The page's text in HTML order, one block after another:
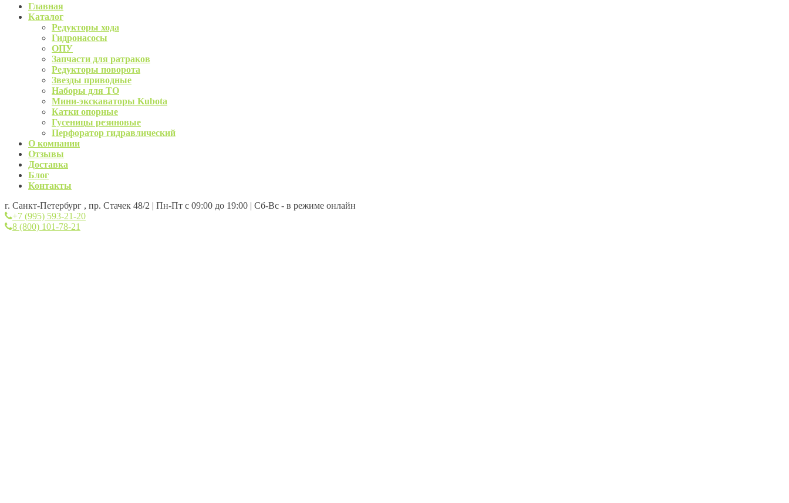
Главная
Каталог
Редукторы хода
Гидронасосы
ОПУ
Запчасти для ратраков
Редукторы поворота
Звезды приводные
Наборы для ТО
Мини-экскаваторы Kubota
Катки опорные
Гусеницы резиновые
Перфоратор гидравлический
О компании
Отзывы
Доставка
Блог
Контакты
г. Санкт-Петербург , пр. Стачек 48/2 | Пн-Пт с 09:00 до 19:00 | Сб-Вс - в режиме онлайн
+7 (995) 593-21-20
8 (800) 101-78-21